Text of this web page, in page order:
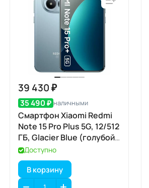
39 430 ₽
35 490 ₽ наличными
Смартфон Xiaomi Redmi
Note 15 Pro Plus 5G, 12/512
ГБ, Glacier Blue (голубой
лёд)
Доступно
В корзину